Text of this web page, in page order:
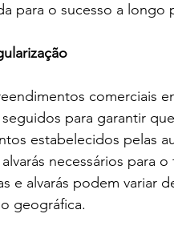
para o sucesso a longo
comerciais
para garantir
estabelecidos pelas
necessários para
e alvarás podem variar
geográfica.